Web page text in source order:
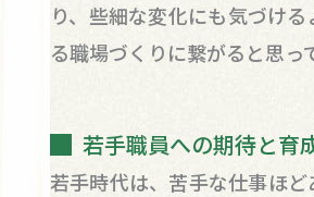
り、些細な変化にも気づけ
る職場づくりに繋がると思っ
若手職員への期待と育
若手時代は、苦手な仕事ほ